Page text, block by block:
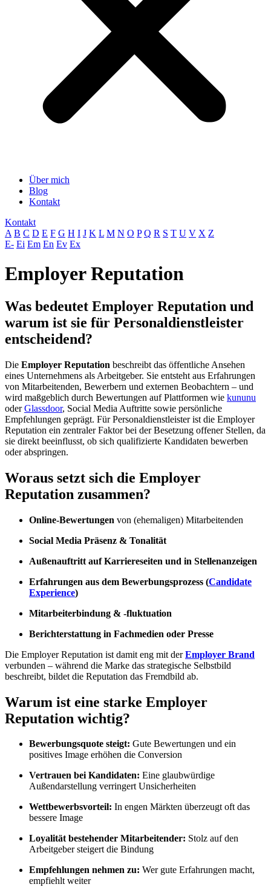
Über mich
Blog
Kontakt
Kontakt
A B C D E F G H I J K L M N O P Q R S T U V X Z
E- Ei Em En Ev Ex
Employer Reputation
Was bedeutet Employer Reputation und
warum ist sie für Personaldienstleister
entscheidend?
Die Employer Reputation beschreibt das öffentliche Ansehen
eines Unternehmens als Arbeitgeber. Sie entsteht aus Erfahrungen
von Mitarbeitenden, Bewerbern und externen Beobachtern – und
wird maßgeblich durch Bewertungen auf Plattformen wie kununu
oderGlassdoor, Social Media Auftritte sowie persönliche
Empfehlungen geprägt. Für Personaldienstleister ist die Employer
Reputation ein zentraler Faktor bei der Besetzung offener Stellen, da
sie direkt beeinflusst, ob sich qualifizierte Kandidaten bewerben
oder abspringen.
Woraus setzt sich die Employer
Reputation zusammen?
Online-Bewertungen von (ehemaligen) Mitarbeitenden
Social Media Präsenz & Tonalität
Außenauftritt auf Karriereseiten und in Stellenanzeigen
Erfahrungen aus dem Bewerbungsprozess (Candidate
Experience)
Mitarbeiterbindung & -fluktuation
Berichterstattung in Fachmedien oder Presse
Die Employer Reputation ist damit eng mit derEmployer Brand
verbunden – während die Marke das strategische Selbstbild
beschreibt, bildet die Reputation das Fremdbild ab.
Warum ist eine starke Employer
Reputation wichtig?
Bewerbungsquote steigt: Gute Bewertungen und ein
positives Image erhöhen die Conversion
Vertrauen bei Kandidaten: Eine glaubwürdige
Außendarstellung verringert Unsicherheiten
Wettbewerbsvorteil: In engen Märkten überzeugt oft das
bessere Image
Loyalität bestehender Mitarbeitender: Stolz auf den
Arbeitgeber steigert die Bindung
Empfehlungen nehmen zu: Wer gute Erfahrungen macht,
empfiehlt weiter